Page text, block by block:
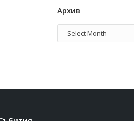
Архив
Архив